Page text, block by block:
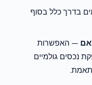
בדרך כלל בסוף
— האפשרות
נכסים גולמיים